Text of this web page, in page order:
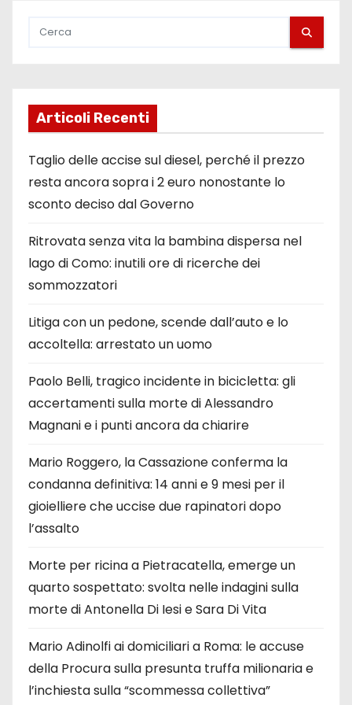
Articoli Recenti
Taglio delle accise sul diesel, perché il prezzo
resta ancora sopra i 2 euro nonostante lo
sconto deciso dal Governo
Ritrovata senza vita la bambina dispersa nel
lago di Como: inutili ore di ricerche dei
sommozzatori
Litiga con un pedone, scende dall’auto e lo
accoltella: arrestato un uomo
Paolo Belli, tragico incidente in bicicletta: gli
accertamenti sulla morte di Alessandro
Magnani e i punti ancora da chiarire
Mario Roggero, la Cassazione conferma la
condanna definitiva: 14 anni e 9 mesi per il
gioielliere che uccise due rapinatori dopo
l’assalto
Morte per ricina a Pietracatella, emerge un
quarto sospettato: svolta nelle indagini sulla
morte di Antonella Di Iesi e Sara Di Vita
Mario Adinolfi ai domiciliari a Roma: le accuse
della Procura sulla presunta truffa milionaria e
l’inchiesta sulla “scommessa collettiva”